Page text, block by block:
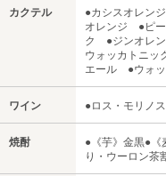
カクテル
●カシスオレン
オレンジ ●ピ
ク ●ジンオレ
ウォッカトニ
エール ●ウォ
ワイン ●ロス・モリノ
焼酎
●《芋》金黒●《
り・ウーロン茶